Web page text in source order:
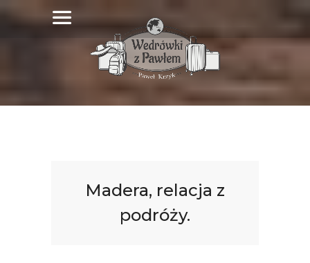
Madera, relacja z
podróży.